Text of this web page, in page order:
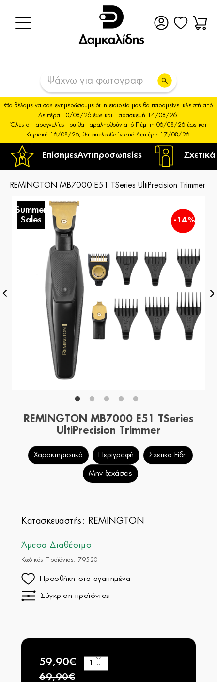
ΕπίσημεςΑντιπροσωπείες
Θα θέλαμε να σας ενημερώσουμε ότι η εταιρεία μας θα παραμείνει κλειστή από
Δευτέρα 10/08/26 έως και Παρασκευή 14/08/26.
Όλες οι παραγγελίες που θα παραληφθούν από Πέμπτη 06/08/26 έως και
Κυριακή 16/08/26, θα εκτελεσθούν από Δευτέρα 17/08/26.
REMINGTON MB7000 E51 TSeries UltiPrecision Trimmer
Summer
Sales
-14%
REMINGTON MB7000 E51 TSeries
UltiPrecision Trimmer
Χαρακτηριστικά Περιγραφή Σχετικά Είδη
Μην ξεχάσεις
Κατασκευαστής: REMINGTON
Άμεσα Διαθέσιμο
Κωδικός Προϊόντος: 79520
Προσθήκη στα αγαπημένα
Σύγκριση προϊόντος
59,90€
69,90€
−
+